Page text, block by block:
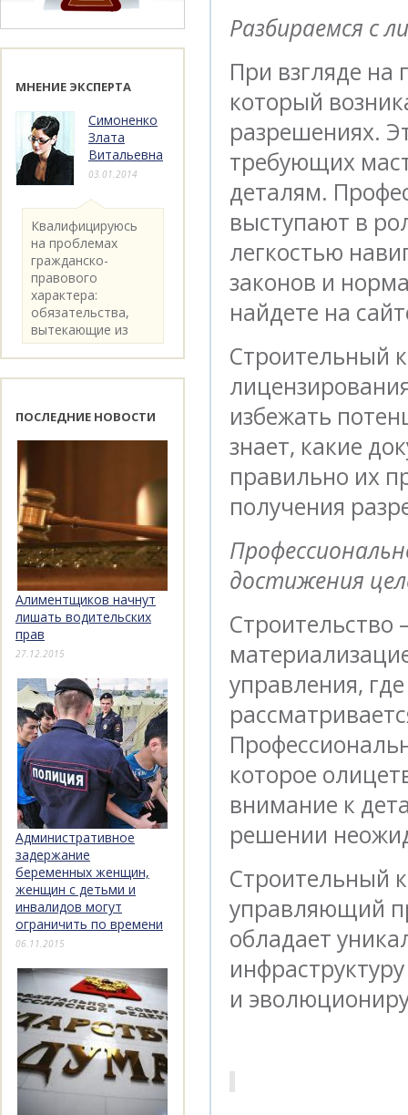
Разбираемся с
При взгляде на
который
разрешениях.
требующих
деталям.
выступают в
легкостью
законов и
найдете на
Строительный
избежать
знает, какие
правильно их
получения
достижения
Строительство
управления,
которое
внимание к
решении
Строительный
управляющий
обладает
и
МНЕНИЕ ЭКСПЕРТА
Симоненко
Злата
Витальевна
03.01.2014
Квалифицируюсь
на проблемах
гражданско-
правового
характера:
обязательства,
вытекающие из
категории..
ПОСЛЕДНИЕ НОВОСТИ
Алиментщиков начнут
лишать водительских
прав
27.12.2015
Административное
задержание
беременных женщин,
женщин с детьми и
инвалидов могут
ограничить по времени
06.11.2015